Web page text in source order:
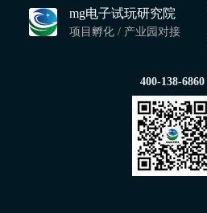
mg电子试玩研究院
项目孵化 / 产业园对接
400-138-6860